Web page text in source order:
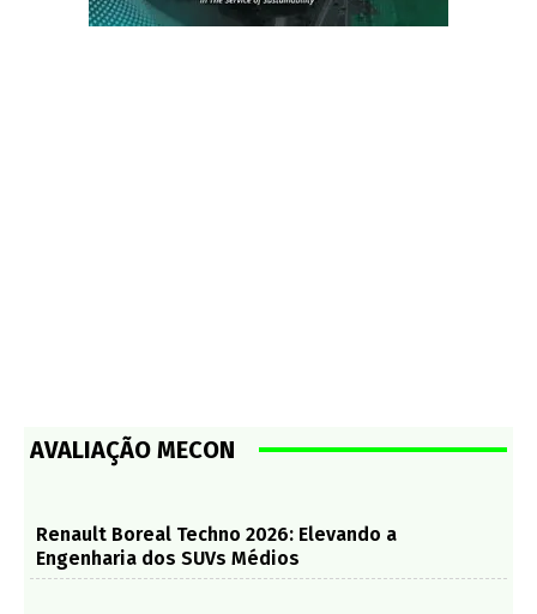
AVALIAÇÃO MECON
Renault Boreal Techno 2026: Elevando a
Engenharia dos SUVs Médios